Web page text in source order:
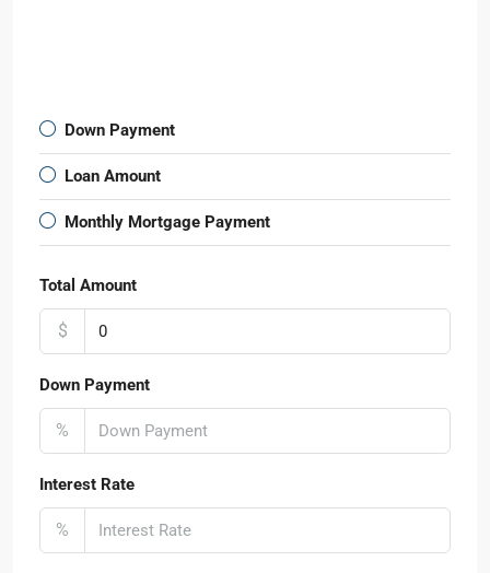
Down Payment
Loan Amount
Monthly Mortgage Payment
Total Amount
$
Down Payment
%
Interest Rate
%